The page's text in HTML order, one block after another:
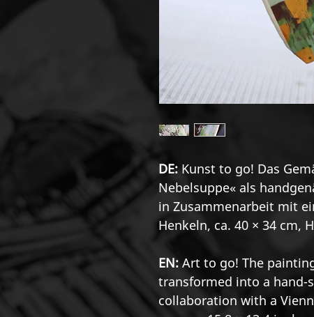
DE:Kunst to go! Das
Nebelsuppe« als
in Zusammenarbeit mit
Henkeln, ca. 40 × 34 cm,
EN: Art to go! The
transformed into a hand-
collaboration with a